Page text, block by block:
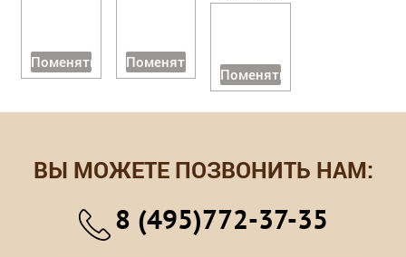
Поменять Поменять
Поменять
ВЫ МОЖЕТЕ ПОЗВОНИТЬ НАМ:
8 (495)772-37-35